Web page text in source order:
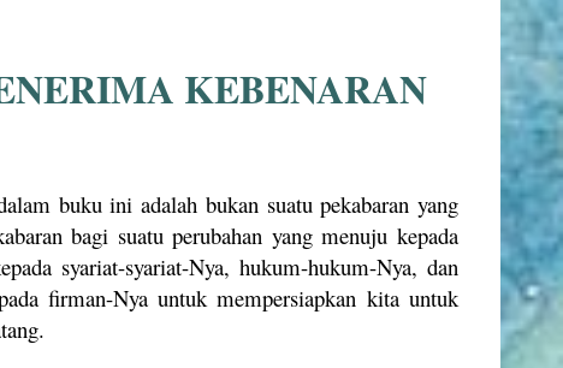
KEBENARAN
buku ini adalah bukan suatu pekabaran yang
bagi suatu perubahan yang menuju kepada
syariat-syariat-Nya, hukum-hukum-Nya, dan
firman-Nya untuk mempersiapkan kita untuk